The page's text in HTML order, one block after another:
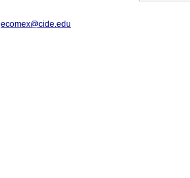
ecomex@cide.edu